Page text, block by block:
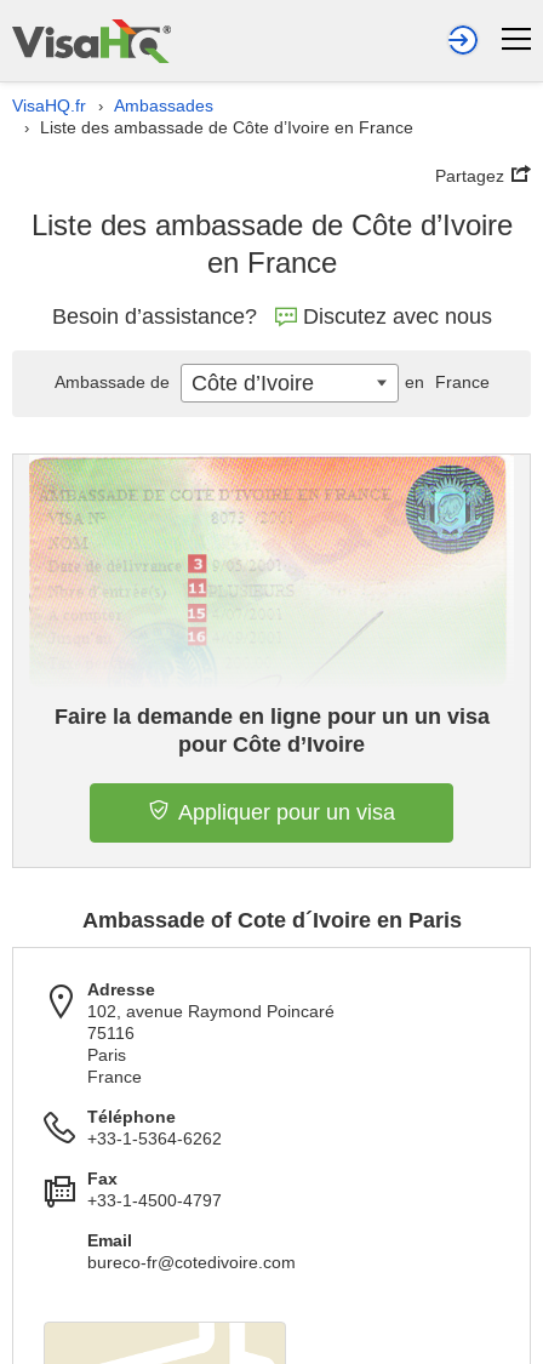
VisaHQ.fr › Ambassades
› Liste des ambassade de Côte d’Ivoire en France
Partagez
Liste des ambassade de Côte d’Ivoire
en France
Besoin d’assistance? Discutez avec nous
Faire la demande en ligne pour un un visa
pour Côte d’Ivoire
Appliquer pour un visa
Ambassade of Cote d´Ivoire en Paris
Adresse
102, avenue Raymond Poincaré
75116
Paris
France
Téléphone
+33-1-5364-6262
Fax
+33-1-4500-4797
Email
bureco-fr@cotedivoire.com
Ambassade de Côte d’Ivoire en France